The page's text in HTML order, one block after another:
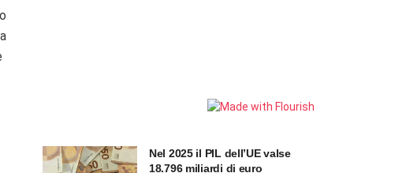
Nel 2025 il PIL dell’UE valse
18.796 miliardi di euro